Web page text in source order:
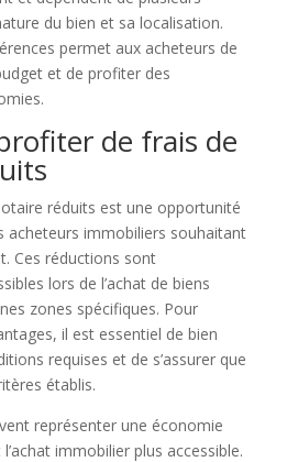
du bien et sa localisation.
permet aux acheteurs de
et de profiter des
de frais de
réduits est une opportunité
acheteurs immobiliers souhaitant
Ces réductions sont
lors de l’achat de biens
zones spécifiques. Pour
il est essentiel de bien
requises et de s’assurer que
établis.
représenter une économie
immobilier plus accessible.